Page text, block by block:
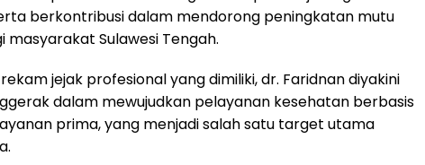
berkontribusi dalam mendorong peningkatan mutu
Sulawesi Tengah.
jejak profesional yang dimiliki, dr. Faridnan diyakini
dalam mewujudkan pelayanan kesehatan berbasis
prima, yang menjadi salah satu target utama